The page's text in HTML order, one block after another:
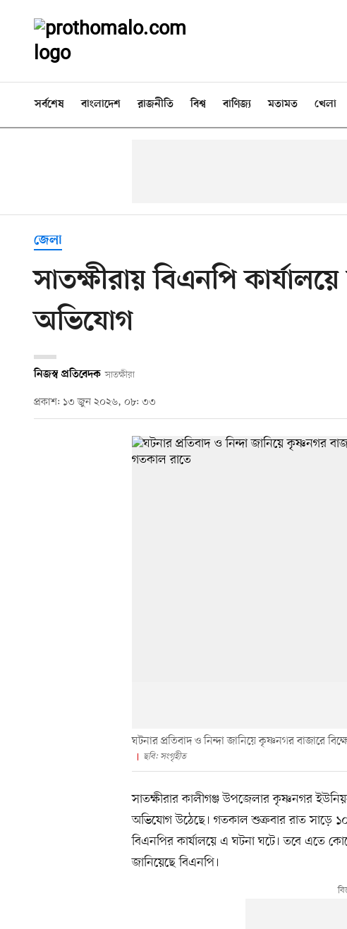
সর্বশেষ বাংলাদেশ রাজনীতি বিশ্ব বাণিজ্য মতামত খেলা
জেলা
সাতক্ষীরায় বিএনপি
অভিযোগ
নিজস্ব প্রতিবেদক সাতক্ষীরা
প্রকাশ: ১৩ জুন ২০২৬, ০৮: ৩৩
ঘটনার প্রতিবাদ ও নিন্দা জানিয়ে কৃষ্ণনগর বাজারে
ছবি: সংগৃহীত
সাতক্ষীরার কালীগঞ্জ উপজেলার কৃষ্ণনগর
অভিযোগ উঠেছে। গতকাল শুক্রবার রাত সাড়ে
বিএনপির কার্যালয়ে এ ঘটনা ঘটে। তবে এতে
জানিয়েছে বিএনপি।